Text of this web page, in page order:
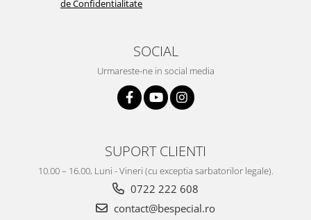
de Confidentialitate
SOCIAL
Urmareste-ne in social media
SUPORT CLIENTI
10.00 – 16.00, Luni - Vineri (cu exceptia sarbatorilor legale).
0722 222 608
contact@bespecial.ro